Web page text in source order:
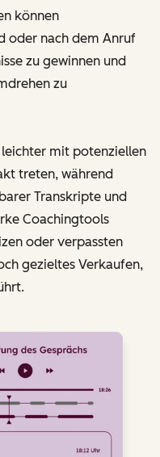
können
oder nach dem Anruf
zu gewinnen und
zu
mit potenziellen
treten, während
Transkripte und
Coachingtools
oder verpassten
gezieltes Verkaufen,